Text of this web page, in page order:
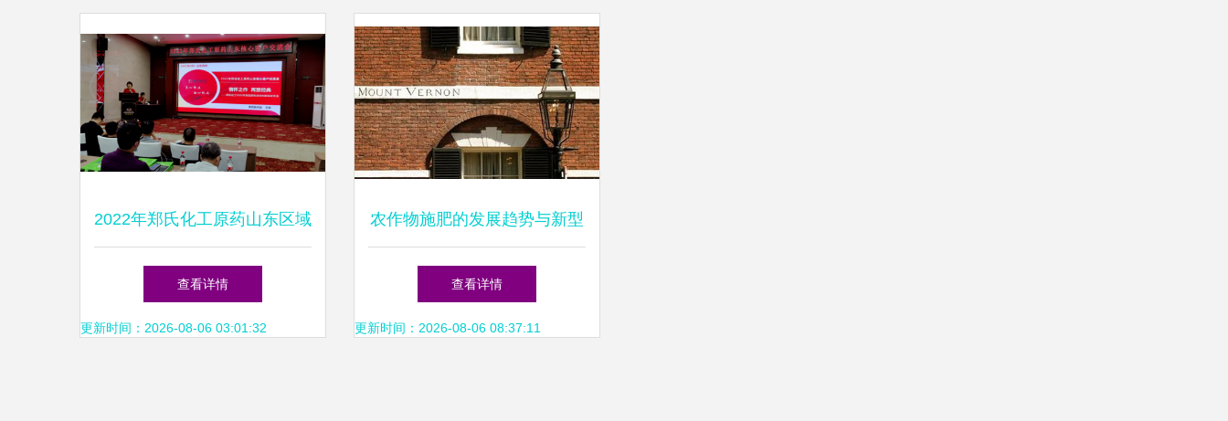
2022年郑氏化工原药山东区域
核心客户会议圆满落幕 聚焦
新型肥料增效剂创新发展
查看详情
更新时间：2026-08-06 03:01:32
农作物施肥的发展趋势与新型
肥料增效剂的应用
查看详情
更新时间：2026-08-06 08:37:11